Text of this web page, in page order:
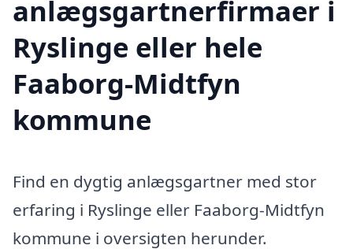
anlægsgartnerfirmaer i
Ryslinge eller hele
Faaborg-Midtfyn
kommune
Find en dygtig anlægsgartner med stor
erfaring i Ryslinge eller Faaborg-Midtfyn
kommune i oversigten herunder.